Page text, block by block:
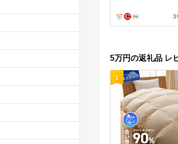
3
5万円の返礼品 レ
1